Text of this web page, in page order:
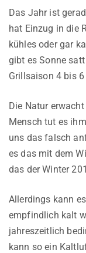
Das Jahr ist
hat Einzug in die
kühles oder gar
gibt es Sonne
Grillsaison 4 bis
Die Natur
Mensch tut es
uns das falsch
es das mit dem
das der Winter
Allerdings kann
empfindlich kalt
jahreszeitlich
kann so ein